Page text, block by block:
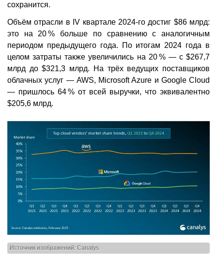
сохранится.
Объём отрасли в IV квартале 2024-го достиг $86 млрд:
это на 20 % больше по сравнению с аналогичным
периодом предыдущего года. По итогам 2024 года в
целом затраты также увеличились на 20 % — с $267,7
млрд до $321,3 млрд. На трёх ведущих поставщиков
облачных услуг — AWS, Microsoft Azure и Google Cloud
— пришлось 64 % от всей выручки, что эквивалентно
$205,6 млрд.
Источник изображений: Canalys